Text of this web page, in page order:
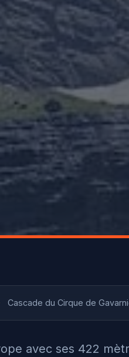
Cascade du Cirque de
avec ses 422